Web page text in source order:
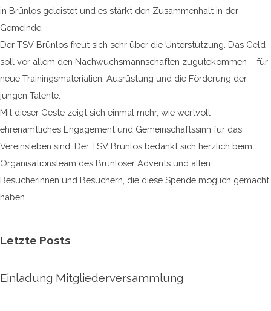
in Brünlos geleistet und es stärkt den Zusammenhalt in der
Gemeinde.
Der TSV Brünlos freut sich sehr über die Unterstützung. Das Geld
soll vor allem den Nachwuchsmannschaften zugutekommen – für
neue Trainingsmaterialien, Ausrüstung und die Förderung der
jungen Talente.
Mit dieser Geste zeigt sich einmal mehr, wie wertvoll
ehrenamtliches Engagement und Gemeinschaftssinn für das
Vereinsleben sind. Der TSV Brünlos bedankt sich herzlich beim
Organisationsteam des Brünloser Advents und allen
Besucherinnen und Besuchern, die diese Spende möglich gemacht
haben.
Block überspringen Letzte Posts
Letzte Posts
Einladung Mitgliederversammlung